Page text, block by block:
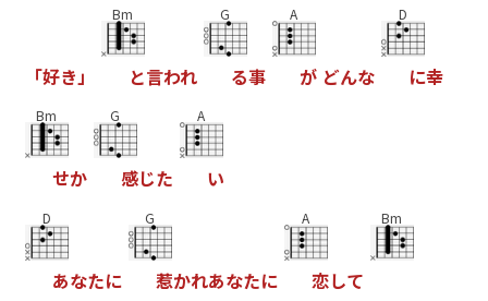
「好き 」
Bm
と言われ
G
る事
A
が どんな
D
に幸
Bm
せか
G
感じた
A
い
D
あなたに
G
惹かれあなたに
A
恋して
Bm